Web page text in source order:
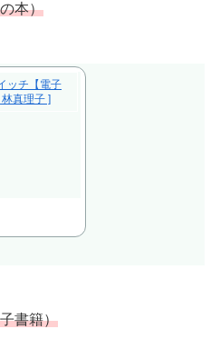
本）
ッチ【電子
真理子 ]
書籍）